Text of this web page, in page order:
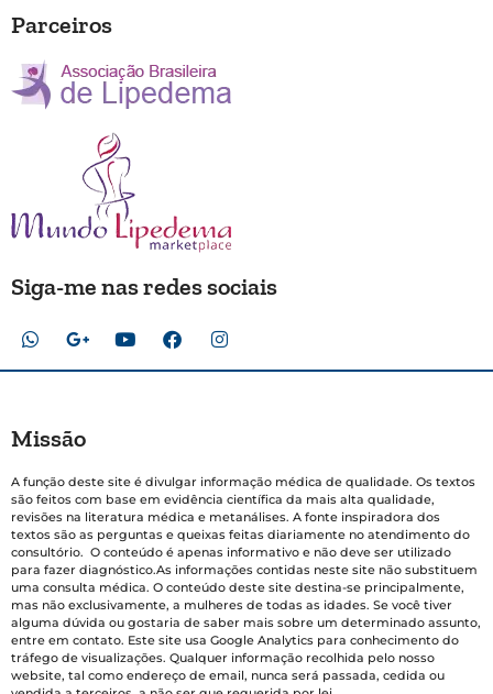
Parceiros
Siga-me nas redes sociais
Missão
A função deste site é divulgar informação médica de qualidade. Os textos
são feitos com base em evidência científica da mais alta qualidade,
revisões na literatura médica e metanálises. A fonte inspiradora dos
textos são as perguntas e queixas feitas diariamente no atendimento do
consultório. O conteúdo é apenas informativo e não deve ser utilizado
para fazer diagnóstico.As informações contidas neste site não substituem
uma consulta médica. O conteúdo deste site destina-se principalmente,
mas não exclusivamente, a mulheres de todas as idades. Se você tiver
alguma dúvida ou gostaria de saber mais sobre um determinado assunto,
entre em contato. Este site usa Google Analytics para conhecimento do
tráfego de visualizações. Qualquer informação recolhida pelo nosso
website, tal como endereço de email, nunca será passada, cedida ou